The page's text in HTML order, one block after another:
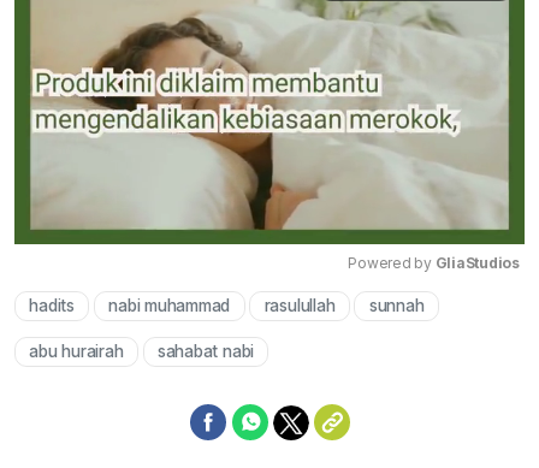
Mute
Powered by GliaStudios
hadits nabi muhammad rasulullah sunnah
abu hurairah sahabat nabi